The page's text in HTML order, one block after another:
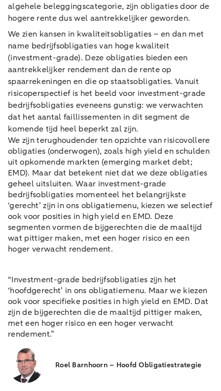
algehele beleggingscategorie, zijn obligaties door de
hogere rente dus wel aantrekkelijker geworden.
We zien kansen in kwaliteitsobligaties – en dan met
name bedrijfsobligaties van hoge kwaliteit
(investment-grade). Deze obligaties bieden een
aantrekkelijker rendement dan de rente op
spaarrekeningen en die op staatsobligaties. Vanuit
risicoperspectief is het beeld voor investment-grade
bedrijfsobligaties eveneens gunstig: we verwachten
dat het aantal faillissementen in dit segment de
komende tijd heel beperkt zal zijn.
We zijn terughoudender ten opzichte van risicovollere
obligaties (onderwogen), zoals high yield en schulden
uit opkomende markten (emerging market debt;
EMD). Maar dat betekent niet dat we deze obligaties
geheel uitsluiten. Waar investment-grade
bedrijfsobligaties momenteel het belangrijkste
‘gerecht’ zijn in ons obligatiemenu, kiezen we selectief
ook voor posities in high yield en EMD. Deze
segmenten vormen de bijgerechten die de maaltijd
wat pittiger maken, met een hoger risico en een
hoger verwacht rendement.
“Investment-grade bedrijfsobligaties zijn het
‘hoofdgerecht’ in ons obligatiemenu. Maar we kiezen
ook voor specifieke posities in high yield en EMD. Dat
zijn de bijgerechten die de maaltijd pittiger maken,
met een hoger risico en een hoger verwacht
rendement.”
Roel Barnhoorn – Hoofd Obligatiestrategie